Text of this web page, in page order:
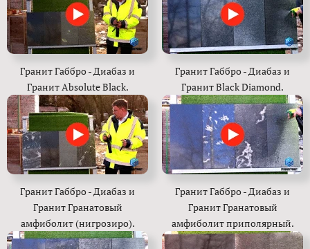
Гранит Габбро - Диабаз и
Гранит Absolute Black.
Гранит Габбро - Диабаз и
Гранит Black Diamond.
Гранит Габбро - Диабаз и
Гранит Гранатовый
амфиболит (нигрозиро).
Гранит Габбро - Диабаз и
Гранит Гранатовый
амфиболит приполярный.